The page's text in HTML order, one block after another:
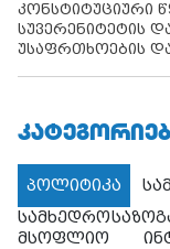
კონსტიტუციური
სუვერენიტეტის
უსაფრთხოების
პოლიტიკა
სამხედრო
მსოფლიო